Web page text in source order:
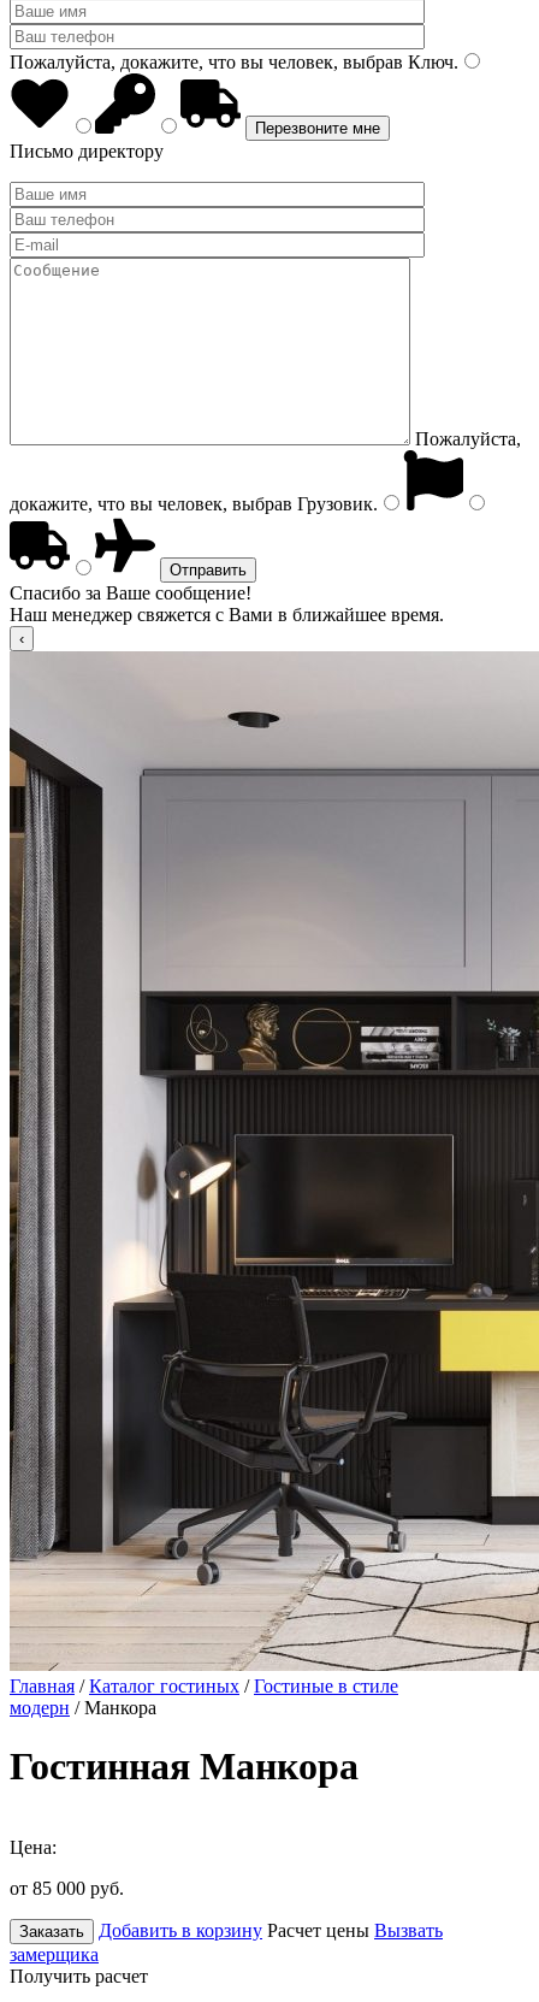
Пожалуйста, докажите, что вы человек, выбрав Ключ.
Письмо директору
Пожалуйста,
докажите, что вы человек, выбрав Грузовик.
Спасибо за Ваше сообщение!
Наш менеджер свяжется с Вами в ближайшее время.
Главная /Каталог гостиных /Гостиные в стиле
модерн / Манкора
Гостинная Манкора
Цена:
от 85 000 руб.
Заказать Добавить в корзину Расчет цены Вызвать
замерщика
Получить расчет